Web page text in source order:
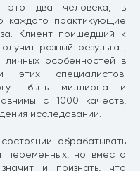
это два человека, в
каждого практикующие
Клиент пришедший к
разный результат,
особенностей в
этих специалистов.
быть миллиона и
с 1000 качеств,
исследований.
обрабатывать
переменных, но вместо
и признать, что